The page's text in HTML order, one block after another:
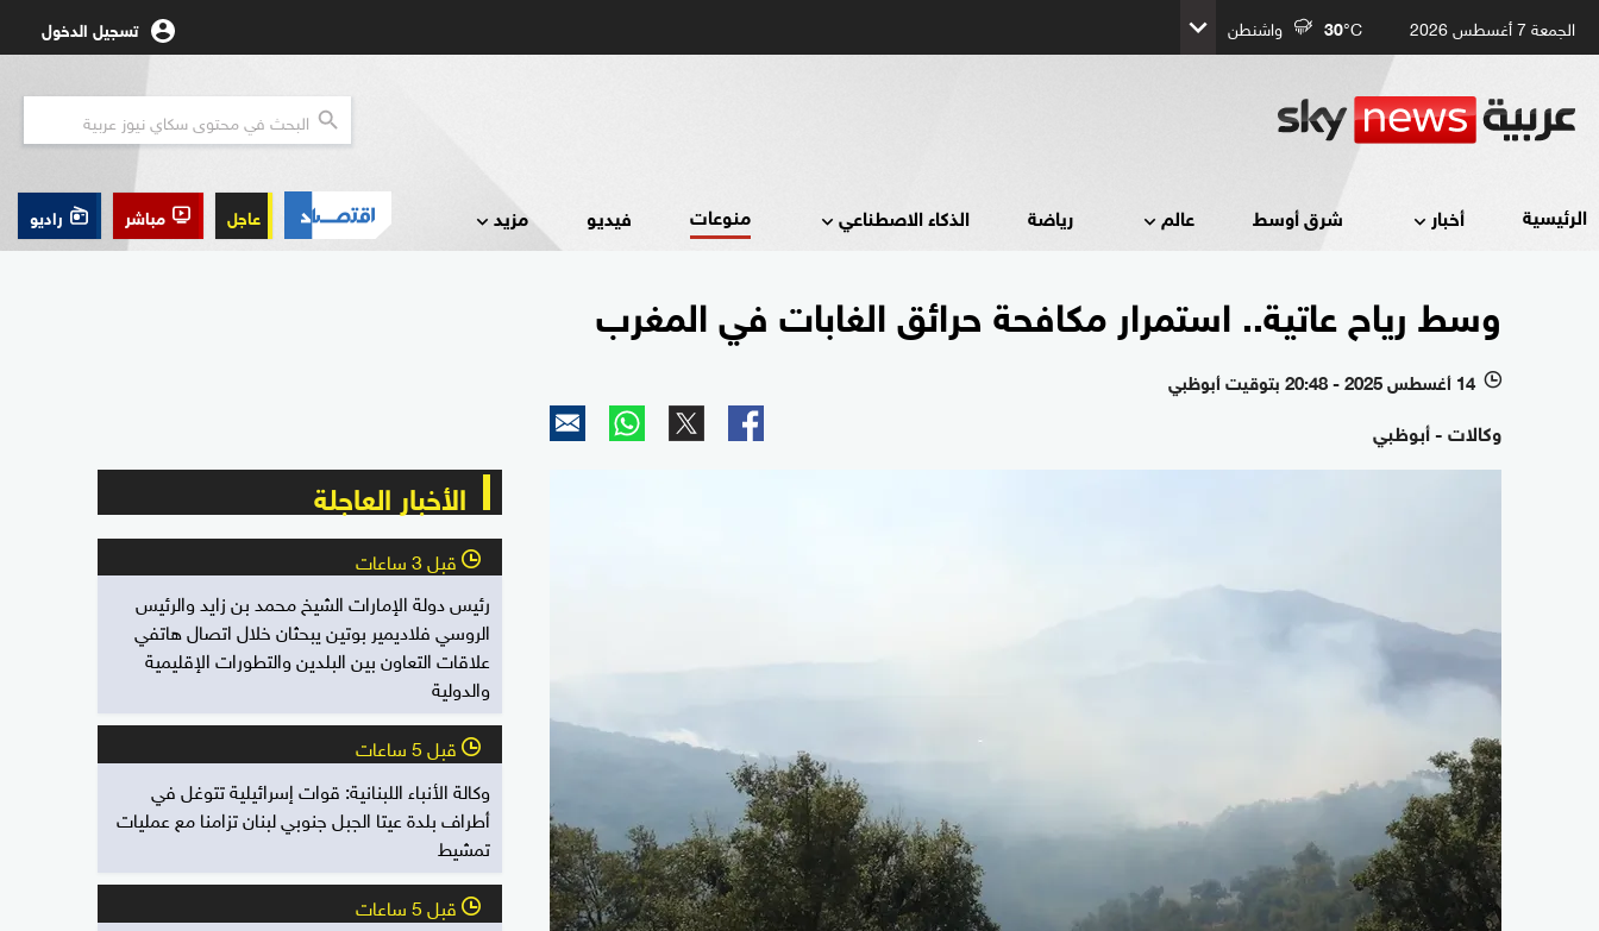
الجمعة 7 أغسطس 2026 30°C واشنطن تسجيل الدخول
الرئيسية أخبار شرق أوسط عالم رياضة الذكاء الاصطناعي منوعات فيديو مزيد عاجل مباشر راديو
وسط رياح عاتية.. استمرار مكافحة حرائق الغابات في المغرب
l 14 أغسطس 2025 - 20:48 بتوقيت أبوظبي
وكالات - أبوظبي
الأخبار العاجلة
l قبل 3 ساعات
رئيس دولة الإمارات الشيخ محمد بن زايد والرئيس
الروسي فلاديمير بوتين يبحثان خلال اتصال هاتفي
علاقات التعاون بين البلدين والتطورات الإقليمية
والدولية
l قبل 5 ساعات
وكالة الأنباء اللبنانية: قوات إسرائيلية تتوغل في
أطراف بلدة عيتا الجبل جنوبي لبنان تزامنا مع عمليات
تمشيط
l قبل 5 ساعات